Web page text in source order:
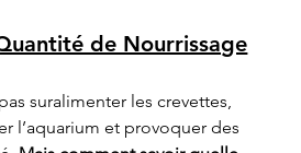
de Nourrissage
suralimenter les crevettes,
l’aquarium et provoquer des